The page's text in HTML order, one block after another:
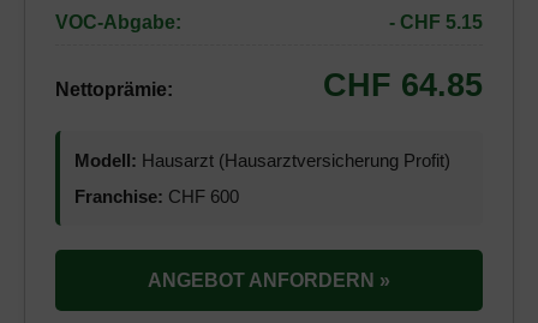
VOC-Abgabe:
- CHF 5.15
Nettoprämie: CHF 64.85
Modell: Hausarzt (Hausarztversicherung Profit)
Franchise: CHF 600
ANGEBOT ANFORDERN »